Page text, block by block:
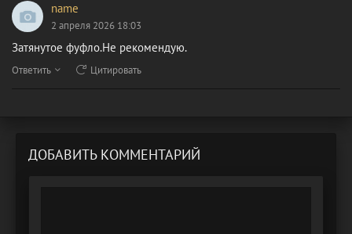
name
2 апреля 2026 18:03
Затянутое фуфло.Не рекомендую.
Ответить Цитировать
ДОБАВИТЬ КОММЕНТАРИЙ